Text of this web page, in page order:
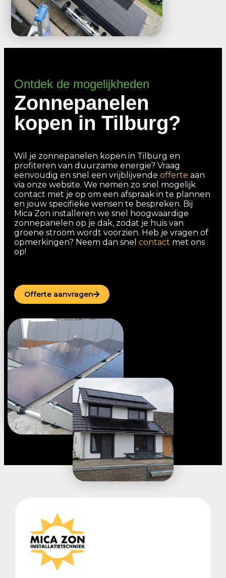
Ontdek de mogelijkheden
Zonnepanelen
kopen in Tilburg?
Wil je zonnepanelen kopen in Tilburg en
profiteren van duurzame energie? Vraag
eenvoudig en snel een vrijblijvende offerte aan
via onze website. We nemen zo snel mogelijk
contact met je op om een afspraak in te plannen
en jouw specifieke wensen te bespreken. Bij
Mica Zon installeren we snel hoogwaardige
zonnepanelen op je dak, zodat je huis van
groene stroom wordt voorzien. Heb je vragen of
opmerkingen? Neem dan snel contact met ons
op!
Offerte aanvragen